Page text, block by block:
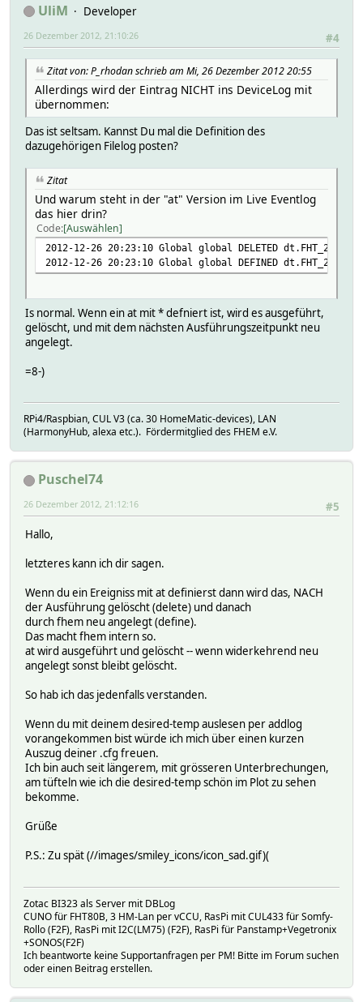
UliM
Developer
#4
26 Dezember 2012, 21:10:26
Zitat von: P_rhodan schrieb am Mi, 26 Dezember 2012 20:55
Allerdings wird der Eintrag NICHT ins DeviceLog mit
übernommen:
Das ist seltsam. Kannst Du mal die Definition des
dazugehörigen Filelog posten?
Zitat
Und warum steht in der "at" Version im Live Eventlog
das hier drin?
Code Auswählen
2012-12-26 20:23:10 Global global DELETED dt.FHT_280a
2012-12-26 20:23:10 Global global DEFINED dt.FHT_280a
Is normal. Wenn ein at mit * defniert ist, wird es ausgeführt,
gelöscht, und mit dem nächsten Ausführungszeitpunkt neu
angelegt.
=8-)
RPi4/Raspbian, CUL V3 (ca. 30 HomeMatic-devices), LAN
(HarmonyHub, alexa etc.). Fördermitglied des FHEM e.V.
Puschel74
#5
26 Dezember 2012, 21:12:16
Hallo,
letzteres kann ich dir sagen.
Wenn du ein Ereigniss mit at definierst dann wird das, NACH
der Ausführung gelöscht (delete) und danach
durch fhem neu angelegt (define).
Das macht fhem intern so.
at wird ausgeführt und gelöscht -- wenn widerkehrend neu
angelegt sonst bleibt gelöscht.
So hab ich das jedenfalls verstanden.
Wenn du mit deinem desired-temp auslesen per addlog
vorangekommen bist würde ich mich über einen kurzen
Auszug deiner .cfg freuen.
Ich bin auch seit längerem, mit grösseren Unterbrechungen,
am tüfteln wie ich die desired-temp schön im Plot zu sehen
bekomme.
Grüße
P.S.: Zu spät (//images/smiley_icons/icon_sad.gif)(
Zotac BI323 als Server mit DBLog
CUNO für FHT80B, 3 HM-Lan per vCCU, RasPi mit CUL433 für Somfy-
Rollo (F2F), RasPi mit I2C(LM75) (F2F), RasPi für Panstamp+Vegetronix
+SONOS(F2F)
Ich beantworte keine Supportanfragen per PM! Bitte im Forum suchen
oder einen Beitrag erstellen.